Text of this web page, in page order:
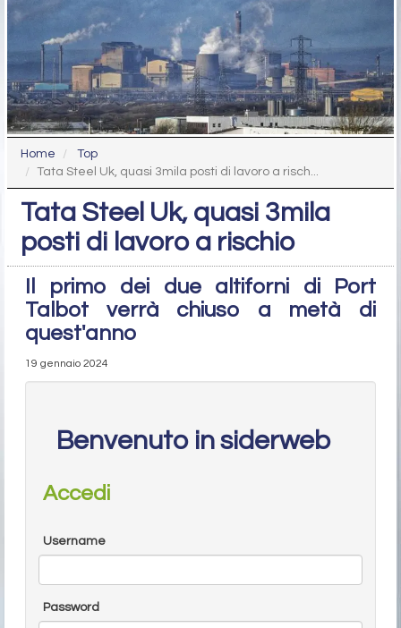
Home
Top
Tata Steel Uk, quasi 3mila posti di lavoro a risch...
Tata Steel Uk, quasi 3mila
posti di lavoro a rischio
Il primo dei due altiforni di Port
Talbot verrà chiuso a metà di
quest'anno
19 gennaio 2024
Benvenuto in siderweb
Accedi
Username
Password